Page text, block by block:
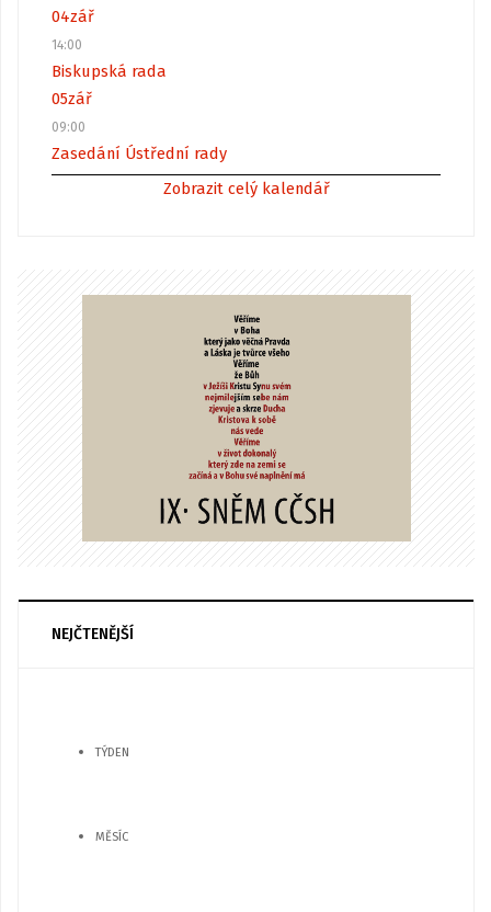
04zář
14:00
Biskupská rada
05zář
09:00
Zasedání Ústřední rady
Zobrazit celý kalendář
NEJČTENĚJŠÍ
TÝDEN
MĚSÍC